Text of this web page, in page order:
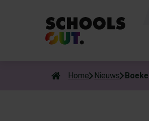
Als de resultaten voor automatisch
Home Nieuws